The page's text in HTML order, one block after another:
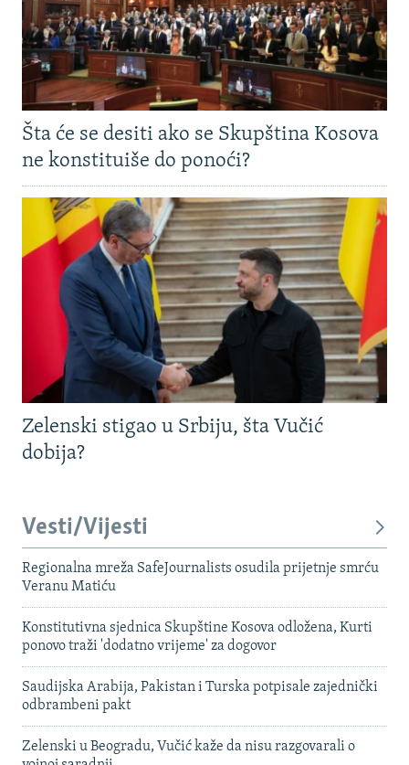
Šta će se desiti ako se Skupština Kosova
ne konstituiše do ponoći?
Zelenski stigao u Srbiju, šta Vučić
dobija?
Vesti/Vijesti
Regionalna mreža SafeJournalists osudila prijetnje smrću
Veranu Matiću
Konstitutivna sjednica Skupštine Kosova odložena, Kurti
ponovo traži 'dodatno vrijeme' za dogovor
Saudijska Arabija, Pakistan i Turska potpisale zajednički
odbrambeni pakt
Zelenski u Beogradu, Vučić kaže da nisu razgovarali o